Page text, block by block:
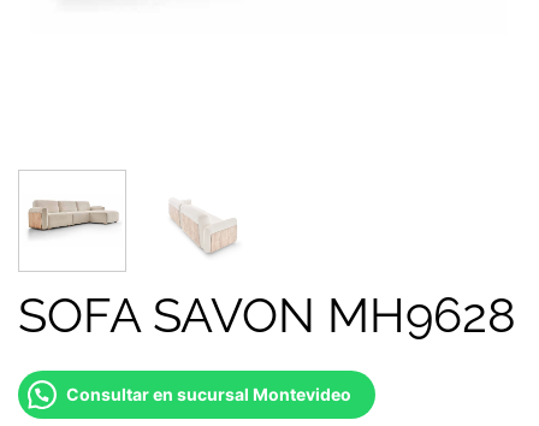
SOFA SAVON MH9628
Consultar en sucursal Montevideo